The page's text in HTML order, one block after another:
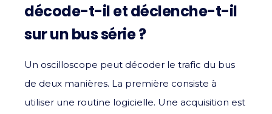
décode-t-il et déclenche-t-il
sur un bus série ?
Un oscilloscope peut décoder le trafic du bus
de deux manières. La première consiste à
utiliser une routine logicielle. Une acquisition est